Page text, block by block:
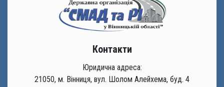
Контакти
Юридична адреса:
21050, м. Вінниця, вул. Шолом Алейхема, буд. 4